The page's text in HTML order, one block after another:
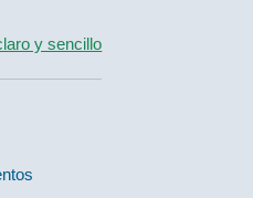
y sencillo